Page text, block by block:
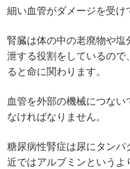
細い血管がダメージを受け
腎臓は体の中の老廃物や
泄する役割をしているので
ると命に関わります。
血管を外部の機械につな
なければなりません。
糖尿病性腎症は尿にタン
近ではアルブミンというよ